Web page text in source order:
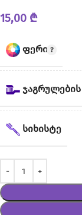
15,00 ₾
ᲤᲔᲠᲘ
ᲡᲘᲮᲘᲡᲢᲔ